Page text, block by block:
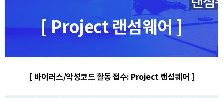
[ Project 랜섬웨어 ]
[ 바이러스/악성코드 활동 접수: Project 랜섬웨어 ]